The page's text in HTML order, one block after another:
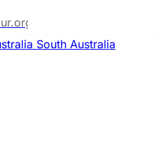
south-australia/